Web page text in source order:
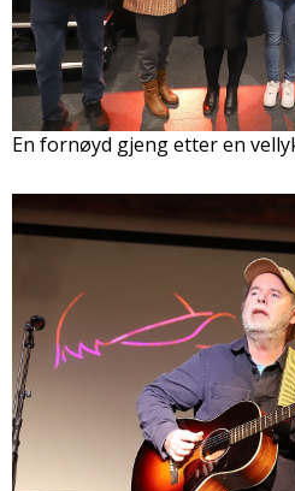
En fornøyd gjeng etter en